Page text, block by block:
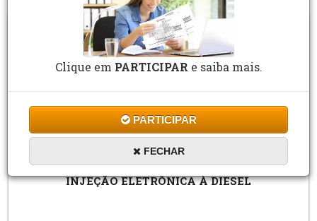
INJEÇÃO ELETRÔNICA À DIESEL
Clique em PARTICIPAR e saiba mais.
PARTICIPAR
FECHAR